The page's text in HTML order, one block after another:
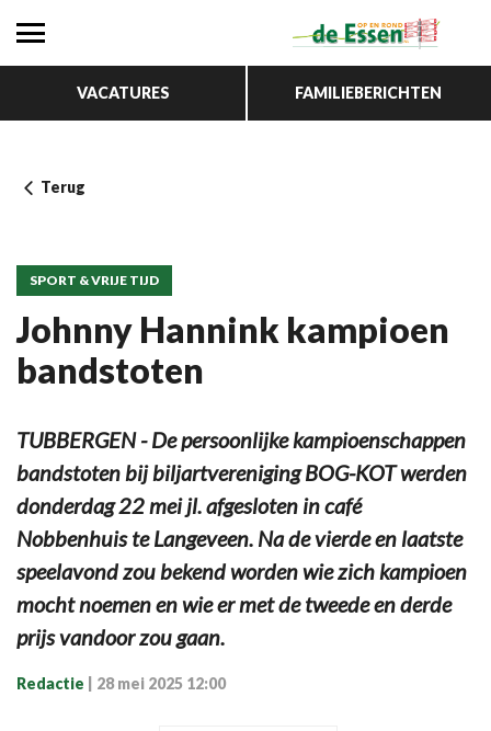
VACATURES FAMILIEBERICHTEN
Terug
SPORT & VRIJE TIJD
Johnny Hannink kampioen
bandstoten
TUBBERGEN - De persoonlijke kampioenschappen
bandstoten bij biljartvereniging BOG-KOT werden
donderdag 22 mei jl. afgesloten in café
Nobbenhuis te Langeveen. Na de vierde en laatste
speelavond zou bekend worden wie zich kampioen
mocht noemen en wie er met de tweede en derde
prijs vandoor zou gaan.
Redactie 28 mei 2025 12:00